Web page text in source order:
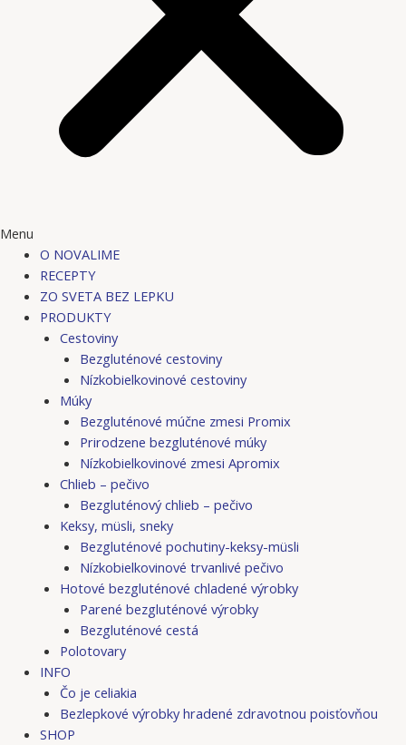
Menu
O NOVALIME
RECEPTY
ZO SVETA BEZ LEPKU
PRODUKTY
Cestoviny
Bezgluténové cestoviny
Nízkobielkovinové cestoviny
Múky
Bezgluténové múčne zmesi Promix
Prirodzene bezgluténové múky
Nízkobielkovinové zmesi Apromix
Chlieb – pečivo
Bezgluténový chlieb – pečivo
Keksy, müsli, sneky
Bezgluténové pochutiny-keksy-müsli
Nízkobielkovinové trvanlivé pečivo
Hotové bezgluténové chladené výrobky
Parené bezgluténové výrobky
Bezgluténové cestá
Polotovary
INFO
Čo je celiakia
Bezlepkové výrobky hradené zdravotnou poisťovňou
SHOP